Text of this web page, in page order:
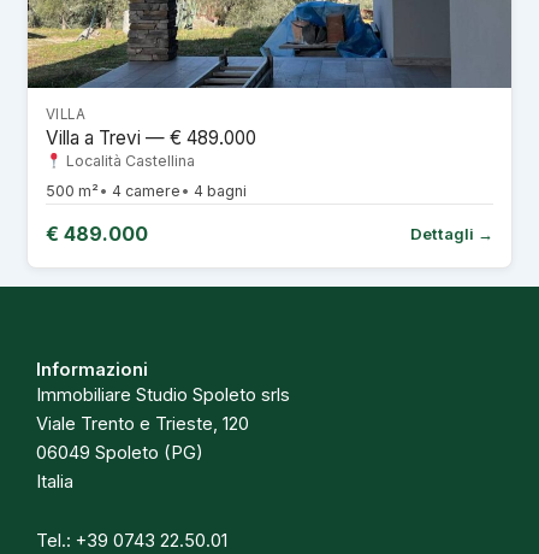
VILLA
Villa a Trevi — € 489.000
Località Castellina
500 m²
4 camere 4 bagni
€ 489.000 Dettagli →
Informazioni
Immobiliare Studio Spoleto srls
Viale Trento e Trieste, 120
06049 Spoleto (PG)
Italia
Tel.: +39 0743 22.50.01